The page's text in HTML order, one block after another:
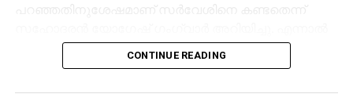
ജോലി സമ്മര്‍ദമാണ് മരണകാരണമെന്ന് കുടുംബം
ആരോപിച്ചിട്ടും അത് ജില്ലാ ഭരണകൂടം നിഷേധിച്ചു.
CONTINUE READING